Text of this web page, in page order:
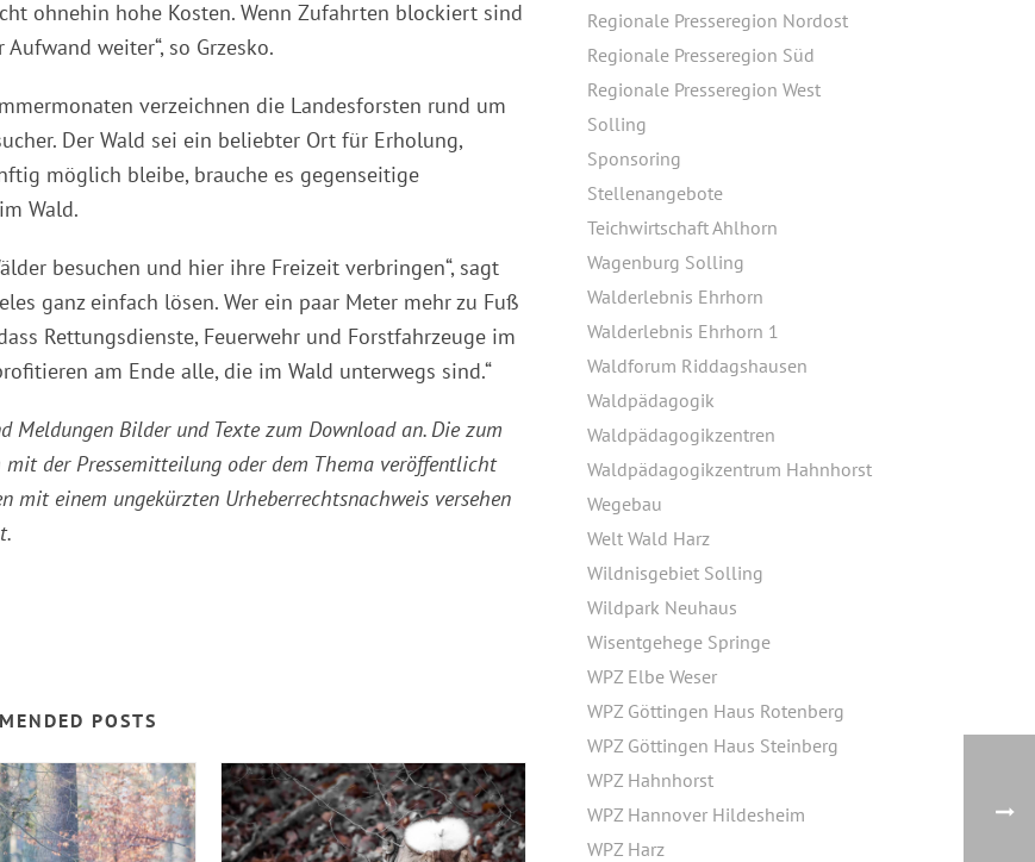
ohnehin hohe Kosten. Wenn Zufahrten blockiert sind
weiter“, so Grzesko.
verzeichnen die Landesforsten rund um
Der Wald sei ein beliebter Ort für Erholung,
möglich bleibe, brauche es gegenseitige
Wald.
besuchen und hier ihre Freizeit verbringen“, sagt
ganz einfach lösen. Wer ein paar Meter mehr zu Fuß
Rettungsdienste, Feuerwehr und Forstfahrzeuge im
am Ende alle, die im Wald unterwegs sind.“
Meldungen Bilder und Texte zum Download an. Die zum
der Pressemitteilung oder dem Thema veröffentlicht
mit einem ungekürzten Urheberrechtsnachweis versehen
POSTS
Regionale Presseregion Nordost
Regionale Presseregion Süd
Regionale Presseregion West
Solling
Sponsoring
Stellenangebote
Teichwirtschaft Ahlhorn
Wagenburg Solling
Walderlebnis Ehrhorn
Walderlebnis Ehrhorn 1
Waldforum Riddagshausen
Waldpädagogik
Waldpädagogikzentren
Waldpädagogikzentrum Hahnhorst
Wegebau
Welt Wald Harz
Wildnisgebiet Solling
Wildpark Neuhaus
Wisentgehege Springe
WPZ Elbe Weser
WPZ Göttingen Haus Rotenberg
WPZ Göttingen Haus Steinberg
WPZ Hahnhorst
WPZ Hannover Hildesheim
WPZ Harz